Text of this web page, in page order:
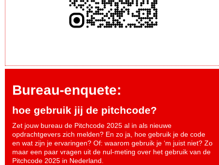
Bureau-enquete:
hoe gebruik jij de pitchcode?
Zet jouw bureau de Pitchcode 2025 al in als nieuwe
opdrachtgevers zich melden? En zo ja, hoe gebruik je de code
en wat zijn je ervaringen? Of: waarom gebruik je ‘m juist niet? Zo
maar een paar vragen uit de nul-meting over het gebruik van de
Pitchcode 2025 in Nederland.